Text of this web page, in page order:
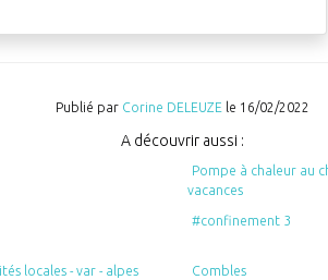
Publié par Corine DELEUZE le 16/02/2022
A découvrir aussi :
Pompe à chaleur au
vacances
#confinement 3
locales - var - alpes
Combles